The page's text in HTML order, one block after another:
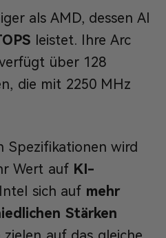
als AMD, dessen AI
leistet. Ihre Arc
über 128
die mit 2250 MHz
Spezifikationen wird
Wert auf KI-
sich auf mehr
Stärken